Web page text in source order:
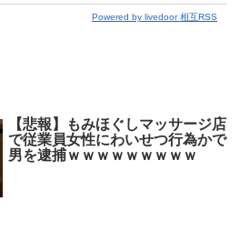
Powered by livedoor 相互RSS
【悲報】もみほぐしマッサージ店
で従業員女性にわいせつ行為かで
男を逮捕ｗｗｗｗｗｗｗｗｗ